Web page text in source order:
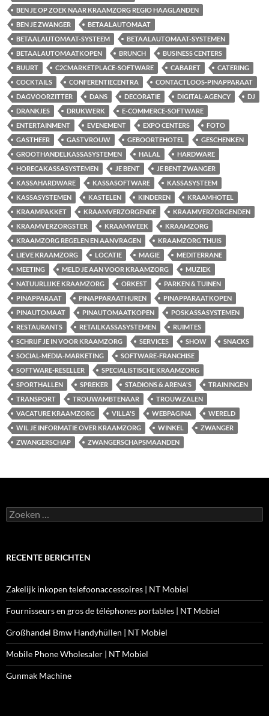
BEN JE OP ZOEK NAAR KRAAMZORG REGIO HAAGLANDEN
BEN JE ZWANGER
BETAALAUTOMAAT
BETAALAUTOMAAT-SYSTEEM
BETAALAUTOMAAT-SYSTEMEN
BETAALAUTOMAATKOPEN
BRUNCH
BUSINESS CENTERS
BUURT
C2CMARKETPLACE-SOFTWARE CABARET
CATERING
COCKTAILS
CONFERENTIECENTRA
CONTACTLOOS-PINAPPARAAT
DAGVOORZITTER
DANS DECORATIE DIGITAL-AGENCY
DJ
DRANKJES
DRUKWERK
E-COMMERCE-SOFTWARE
ENTERTAINMENT
EVENEMENT EXPO CENTERS
FOTO
GASTHEER
GASTVROUW GEBOORTEHOTEL
GESCHENKEN
GROOTHANDELKASSASYSTEMEN
HALAL
HARDWARE
HORECAKASSASYSTEMEN
JE BENT
JE BENT ZWANGER
KASSAHARDWARE
KASSASOFTWARE
KASSASYSTEEM
KASSASYSTEMEN
KASTELEN KINDEREN
KRAAMHOTEL
KRAAMPAKKET
KRAAMVERZORGENDE
KRAAMVERZORGENDEN
KRAAMVERZORGSTER
KRAAMWEEK
KRAAMZORG
KRAAMZORG REGELEN EN AANVRAGEN
KRAAMZORG THUIS
LIEVE KRAAMZORG
LOCATIE MAGIE
MEDITERRANE
MEETING
MELD JE AAN VOOR KRAAMZORG
MUZIEK
NATUURLIJKE KRAAMZORG
ORKEST
PARKEN & TUINEN
PINAPPARAAT
PINAPPARAATHUREN
PINAPPARAATKOPEN
PINAUTOMAAT
PINAUTOMAATKOPEN
POSKASSASYSTEMEN
RESTAURANTS
RETAILKASSASYSTEMEN
RUIMTES
SCHRIJF JE IN VOOR KRAAMZORG
SERVICES SHOW
SNACKS
SOCIAL-MEDIA-MARKETING
SOFTWARE-FRANCHISE
SOFTWARE-RESELLER
SPECIALISTISCHE KRAAMZORG
SPORTHALLEN
SPREKER STADIONS & ARENA'S
TRAININGEN
TRANSPORT
TROUWAMBTENAAR
TROUWZALEN
VACATURE KRAAMZORG
VILLA'S WEBPAGINA
WERELD
WIL JE INFORMATIE OVER KRAAMZORG
WINKEL
ZWANGER
ZWANGERSCHAP
ZWANGERSCHAPSMAANDEN
Zoeken
naar:
RECENTE BERICHTEN
Zakelijk inkopen telefoonaccessoires | NT Mobiel
Fournisseurs en gros de téléphones portables | NT Mobiel
Großhandel Bmw Handyhüllen | NT Mobiel
Mobile Phone Wholesaler | NT Mobiel
Gunmak Machine